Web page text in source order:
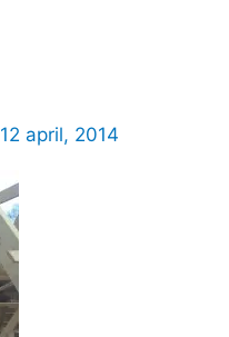
12 april, 2014